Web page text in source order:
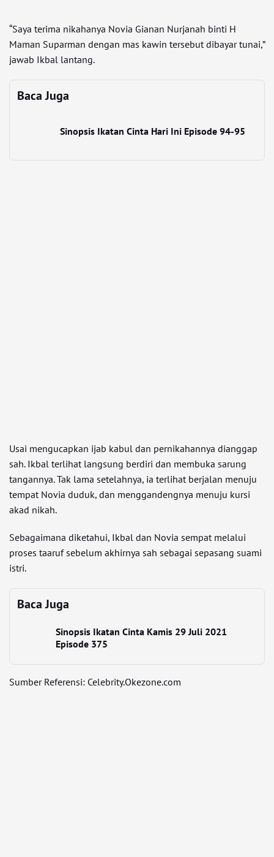
“Saya terima nikahanya Novia Gianan Nurjanah binti H
Maman Suparman dengan mas kawin tersebut dibayar tunai,”
jawab Ikbal lantang.
Baca Juga
Sinopsis Ikatan Cinta Hari Ini Episode 94-95
Usai mengucapkan ijab kabul dan pernikahannya dianggap
sah. Ikbal terlihat langsung berdiri dan membuka sarung
tangannya. Tak lama setelahnya, ia terlihat berjalan menuju
tempat Novia duduk, dan menggandengnya menuju kursi
akad nikah.
Sebagaimana diketahui, Ikbal dan Novia sempat melalui
proses taaruf sebelum akhirnya sah sebagai sepasang suami
istri.
Baca Juga
Sinopsis Ikatan Cinta Kamis 29 Juli 2021
Episode 375
Sumber Referensi: Celebrity.Okezone.com